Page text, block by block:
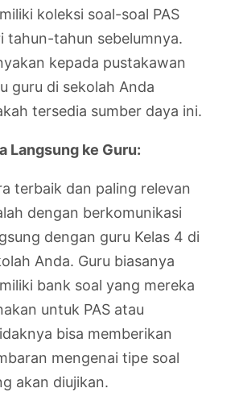
koleksi soal-soal PAS
tahun-tahun sebelumnya.
kepada pustakawan
guru di sekolah Anda
tersedia sumber daya ini.
Langsung ke Guru:
terbaik dan paling relevan
dengan berkomunikasi
dengan guru Kelas 4 di
Anda. Guru biasanya
bank soal yang mereka
untuk PAS atau
bisa memberikan
mengenai tipe soal
akan diujikan.